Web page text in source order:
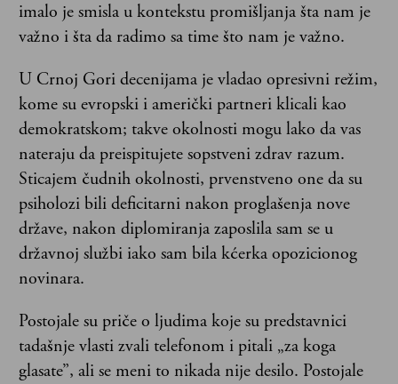
imalo je smisla u kontekstu promišljanja šta nam je
važno i šta da radimo sa time što nam je važno.
U Crnoj Gori decenijama je vladao opresivni režim,
kome su evropski i američki partneri klicali kao
demokratskom; takve okolnosti mogu lako da vas
nateraju da preispitujete sopstveni zdrav razum.
Sticajem čudnih okolnosti, prvenstveno one da su
psiholozi bili deficitarni nakon proglašenja nove
države, nakon diplomiranja zaposlila sam se u
državnoj službi iako sam bila kćerka opozicionog
novinara.
Postojale su priče o ljudima koje su predstavnici
tadašnje vlasti zvali telefonom i pitali „za koga
glasate”, ali se meni to nikada nije desilo. Postojale